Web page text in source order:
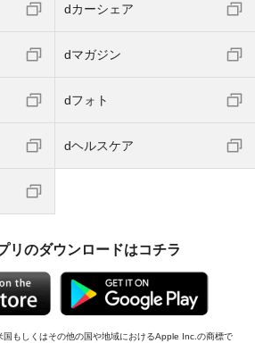
dカーシェア
dマガジン
dフォト
dヘルスケア
リのダウンロードはコチラ
もしくはその他の国や地域におけるApple Inc.の商標で